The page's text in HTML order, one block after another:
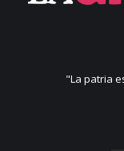
"La patria